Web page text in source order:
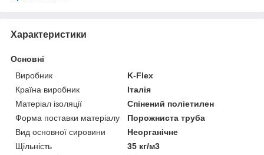
Характеристики
Основні
Виробник
K-Flex
Країна виробник
Італія
Матеріал ізоляції
Спінений поліетилен
Форма поставки матеріалу
Порожниста труба
Вид основної сировини
Неорганічне
Щільність
35 кг/м3